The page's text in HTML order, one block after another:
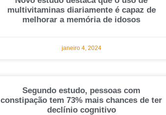
multivitaminas diariamente é capaz de
melhorar a memória de idosos
janeiro 4, 2024
Segundo estudo, pessoas com
constipação tem 73% mais chances de ter
declínio cognitivo